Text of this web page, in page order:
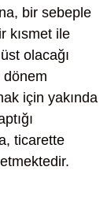
bir sebeple
kısmet ile
olacağı
dönem
için yakında
ticarette